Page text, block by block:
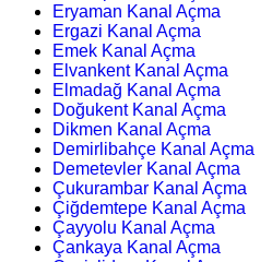
Eryaman Kanal Açma
Ergazi Kanal Açma
Emek Kanal Açma
Elvankent Kanal Açma
Elmadağ Kanal Açma
Doğukent Kanal Açma
Dikmen Kanal Açma
Demirlibahçe Kanal Açma
Demetevler Kanal Açma
Çukurambar Kanal Açma
Çiğdemtepe Kanal Açma
Çayyolu Kanal Açma
Çankaya Kanal Açma